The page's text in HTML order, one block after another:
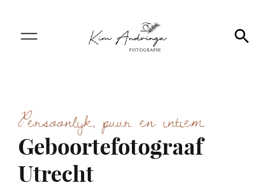
Persoonlijk, puur en intiem
Geboortefotograaf
Utrecht